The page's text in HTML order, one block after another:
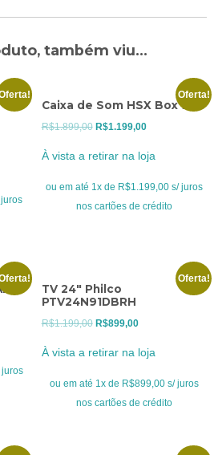
também viu...
Oferta!
Caixa de Som HSX Box 900
R$1.899,00 O
era:
R$1.899,00.
R$1.199,00O
atual
é:
R$1.199,00.
À vista a retirar na loja
ou em até 1x de R$1.199,00 s/ juros
nos cartões de crédito
juros
Oferta!
TV 24″ Philco
PTV24N91DBRH
R$1.199,00 O
era:
R$1.199,00.
R$899,00O
atual
é:
R$899,00.
À vista a retirar na loja
ou em até 1x de R$899,00 s/ juros
nos cartões de crédito